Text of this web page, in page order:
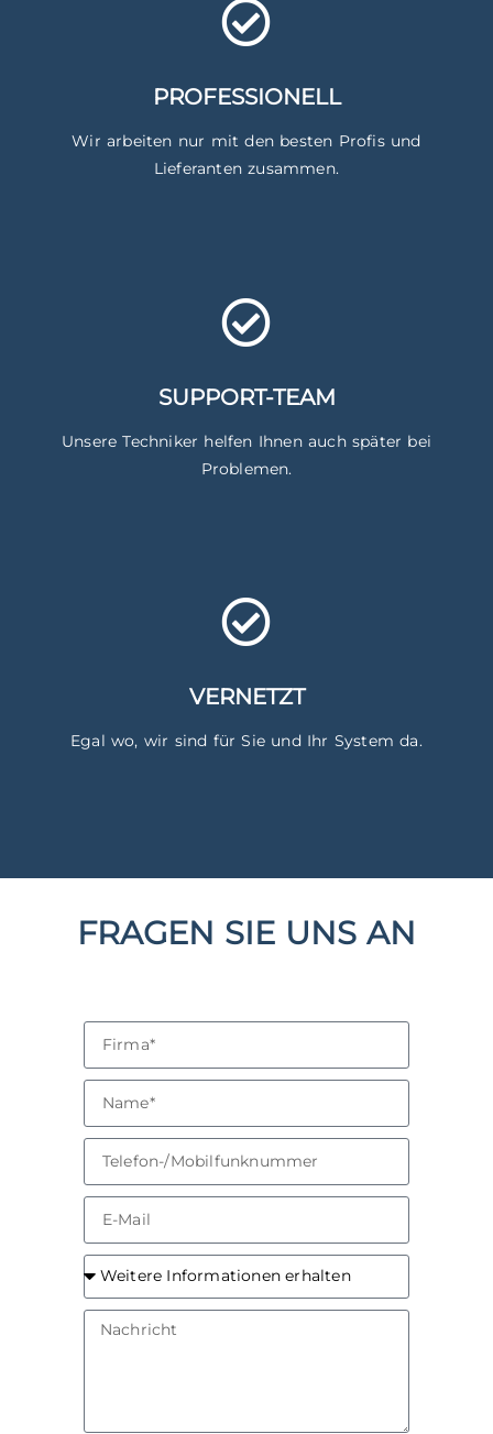
PROFESSIONELL
Wir arbeiten nur mit den besten Profis und
Lieferanten zusammen.
SUPPORT-TEAM
Unsere Techniker helfen Ihnen auch später bei
Problemen.
VERNETZT
Egal wo, wir sind für Sie und Ihr System da.
FRAGEN SIE UNS AN